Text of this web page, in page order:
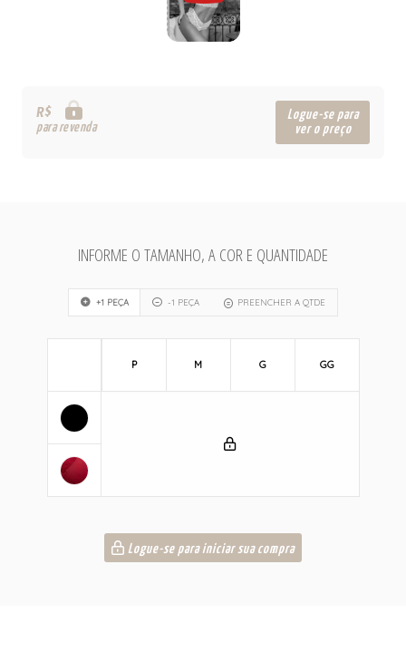
R$
para revenda
Logue-se para
ver o preço
INFORME O TAMANHO, A COR E QUANTIDADE
+1 PEÇA -1 PEÇA PREENCHER A QTDE
P M G GG
Logue-se para iniciar sua compra